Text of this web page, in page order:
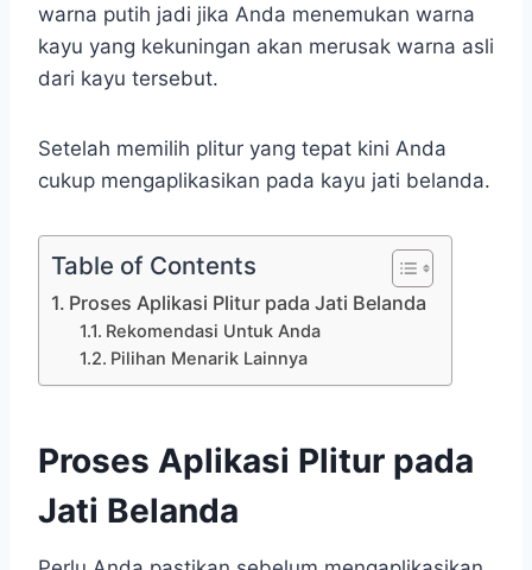
warna putih jadi jika Anda menemukan warna
kayu yang kekuningan akan merusak warna asli
dari kayu tersebut.
Setelah memilih plitur yang tepat kini Anda
cukup mengaplikasikan pada kayu jati belanda.
Table of Contents
Proses Aplikasi Plitur pada Jati Belanda
Rekomendasi Untuk Anda
Pilihan Menarik Lainnya
Proses Aplikasi Plitur pada
Jati Belanda